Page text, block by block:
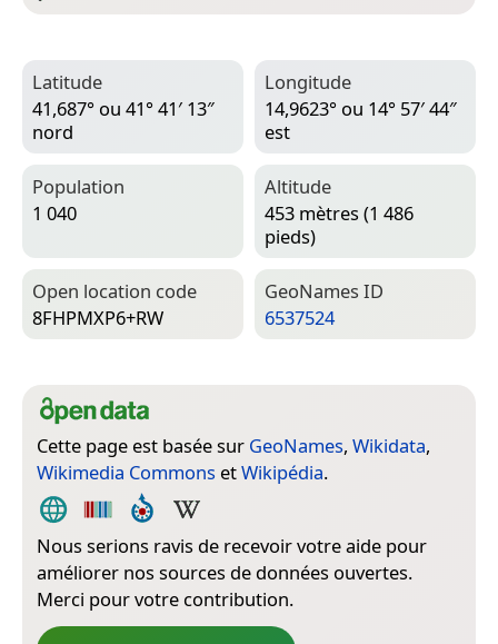
Latitude
41,687° ou 41° 41′ 13″
nord
Longitude
14,9623° ou 14° 57′ 44″
est
Population
1 040
Altitude
453 mètres (1 486
pieds)
Open location code
8FHPMXP6+RW
Geo­Names ID
6537524
Cette page est basée sur GeoNames, Wikidata,
Wikimedia Commons etWikipédia.
Nous serions ravis de recevoir votre aide pour
améliorer nos sources de données ouvertes.
Merci pour votre contribution.